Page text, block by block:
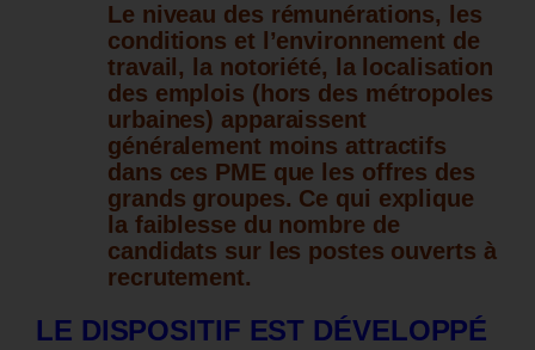
Le niveau des rémunérations, les
conditions et l’environnement de
travail, la notoriété, la localisation
des emplois (hors des métropoles
urbaines) apparaissent
généralement moins attractifs
dans ces PME que les offres des
grands groupes. Ce qui explique
la faiblesse du nombre de
candidats sur les postes ouverts à
recrutement.
LE DISPOSITIF EST DÉVELOPPÉ